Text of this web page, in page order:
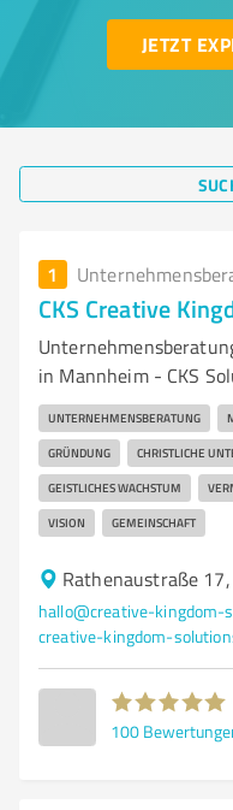
JETZT
1
CKS Creative
in Mannheim - CKS
UNTERNEHMENSBERATUNG
GRÜNDUNG CHRISTLICHE
GEISTLICHES WACHSTUM
VISION GEMEINSCHAFT
Rathenaustraße
hallo@creative-kingdom-
creative-kingdom-
100